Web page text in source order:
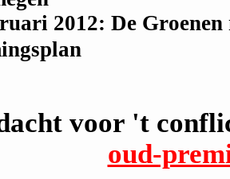
2012: De Groenen
voor 't
oud-